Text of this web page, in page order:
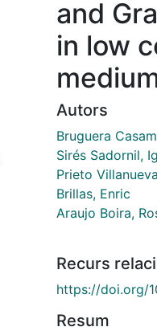
and
in low
Autors
Bruguera
Sirés Sadornil,
Prieto
Brillas, Enric
Araujo Boira,
Recurs
https://doi.org/
Resum